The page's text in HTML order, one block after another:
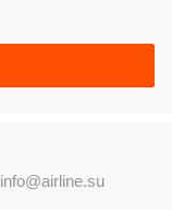
info@airline.su